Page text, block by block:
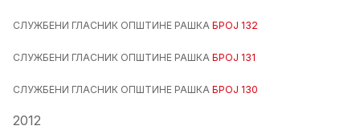
СЛУЖБЕНИ ГЛАСНИК ОПШТИНЕ РАШКА БРОЈ 132
СЛУЖБЕНИ ГЛАСНИК ОПШТИНЕ РАШКА БРОЈ 131
СЛУЖБЕНИ ГЛАСНИК ОПШТИНЕ РАШКА БРОЈ 130
2012